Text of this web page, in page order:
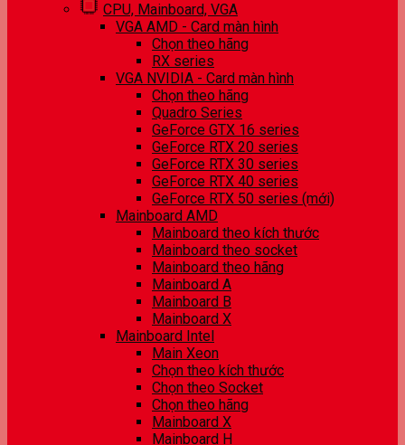
CPU, Mainboard, VGA
VGA AMD - Card màn hình
Chọn theo hãng
RX series
VGA NVIDIA - Card màn hình
Chọn theo hãng
Quadro Series
GeForce GTX 16 series
GeForce RTX 20 series
GeForce RTX 30 series
GeForce RTX 40 series
GeForce RTX 50 series (mới)
Mainboard AMD
Mainboard theo kích thước
Mainboard theo socket
Mainboard theo hãng
Mainboard A
Mainboard B
Mainboard X
Mainboard Intel
Main Xeon
Chọn theo kích thước
Chọn theo Socket
Chọn theo hãng
Mainboard X
Mainboard H